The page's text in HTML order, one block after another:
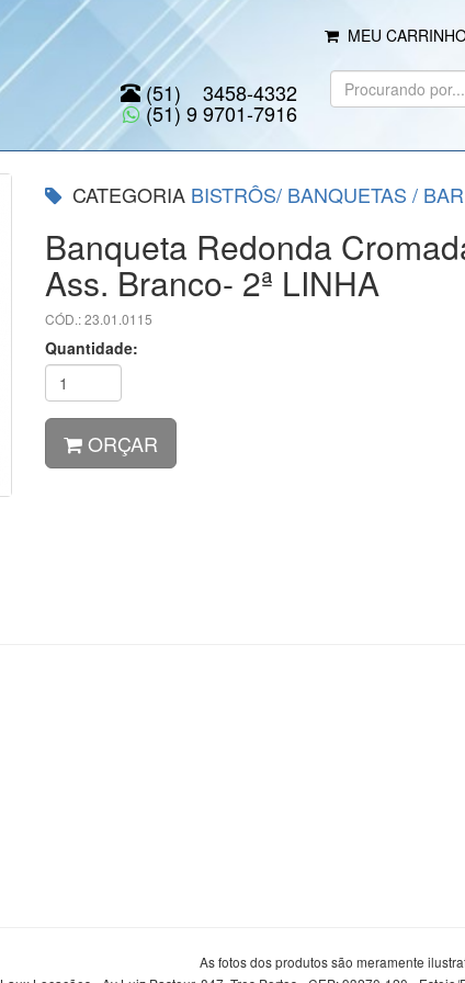
MEU
(51) 3458-4332
(51) 9 9701-7916
CATEGORIA BISTRÔS/ BANQUETAS / BAR
Banqueta Redonda
Ass. Branco- 2ª LINHA
CÓD.: 23.01.0115
Quantidade:
ORÇAR
As fotos dos produtos são meramente